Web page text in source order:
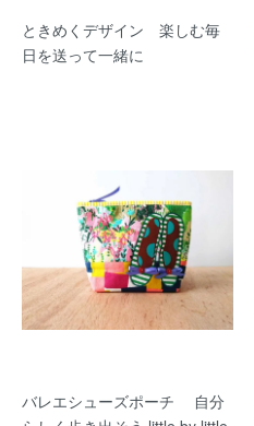
ときめくデザイン 楽しむ毎
日を送って一緒に
バレエシューズポーチ 自分